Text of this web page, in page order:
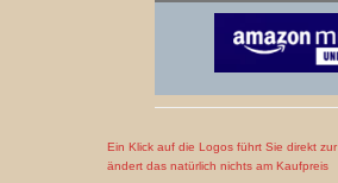
Ein Klick auf die Logos führt Sie direkt
ändert das natürlich nichts am Kaufpreis